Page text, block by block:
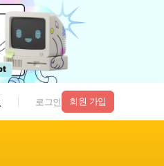
로그인 회원 가입